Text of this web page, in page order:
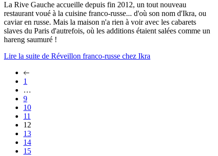
La Rive Gauche accueille depuis fin 2012, un tout nouveau
restaurant voué à la cuisine franco-russe... d'où son nom d'Ikra, ou
caviar en russe. Mais la maison n'a rien à voir avec les cabarets
slaves du Paris d'autrefois, où les additions étaient salées comme un
hareng saumuré !
Lire la suite de Réveillon franco-russe chez Ikra
1
…
9
10
11
12
13
14
15